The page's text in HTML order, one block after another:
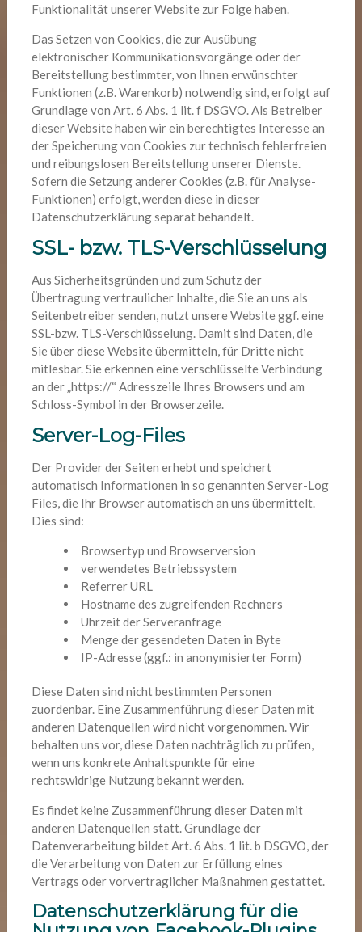
Funktionalität unserer Website zur Folge haben.
Das Setzen von Cookies, die zur Ausübung
elektronischer Kommunikationsvorgänge oder der
Bereitstellung bestimmter, von Ihnen erwünschter
Funktionen (z.B. Warenkorb) notwendig sind, erfolgt auf
Grundlage von Art. 6 Abs. 1 lit. f DSGVO. Als Betreiber
dieser Website haben wir ein berechtigtes Interesse an
der Speicherung von Cookies zur technisch fehlerfreien
und reibungslosen Bereitstellung unserer Dienste.
Sofern die Setzung anderer Cookies (z.B. für Analyse-
Funktionen) erfolgt, werden diese in dieser
Datenschutzerklärung separat behandelt.
SSL- bzw. TLS-Verschlüsselung
Aus Sicherheitsgründen und zum Schutz der
Übertragung vertraulicher Inhalte, die Sie an uns als
Seitenbetreiber senden, nutzt unsere Website ggf. eine
SSL-bzw. TLS-Verschlüsselung. Damit sind Daten, die
Sie über diese Website übermitteln, für Dritte nicht
mitlesbar. Sie erkennen eine verschlüsselte Verbindung
an der „https://“ Adresszeile Ihres Browsers und am
Schloss-Symbol in der Browserzeile.
Server-Log-Files
Der Provider der Seiten erhebt und speichert
automatisch Informationen in so genannten Server-Log
Files, die Ihr Browser automatisch an uns übermittelt.
Dies sind:
Browsertyp und Browserversion
verwendetes Betriebssystem
Referrer URL
Hostname des zugreifenden Rechners
Uhrzeit der Serveranfrage
Menge der gesendeten Daten in Byte
IP-Adresse (ggf.: in anonymisierter Form)
Diese Daten sind nicht bestimmten Personen
zuordenbar. Eine Zusammenführung dieser Daten mit
anderen Datenquellen wird nicht vorgenommen. Wir
behalten uns vor, diese Daten nachträglich zu prüfen,
wenn uns konkrete Anhaltspunkte für eine
rechtswidrige Nutzung bekannt werden.
Es findet keine Zusammenführung dieser Daten mit
anderen Datenquellen statt. Grundlage der
Datenverarbeitung bildet Art. 6 Abs. 1 lit. b DSGVO, der
die Verarbeitung von Daten zur Erfüllung eines
Vertrags oder vorvertraglicher Maßnahmen gestattet.
Datenschutzerklärung für die